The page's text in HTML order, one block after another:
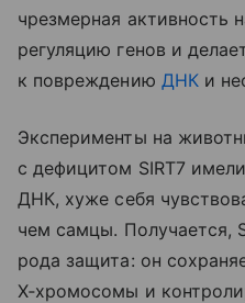
чрезмерная активность
регуляцию генов и
к повреждению ДНКи
Эксперименты на
с дефицитом SIRT7
ДНК, хуже себя
чем самцы. Получается,
рода защита: он
Х‑хромосомы и